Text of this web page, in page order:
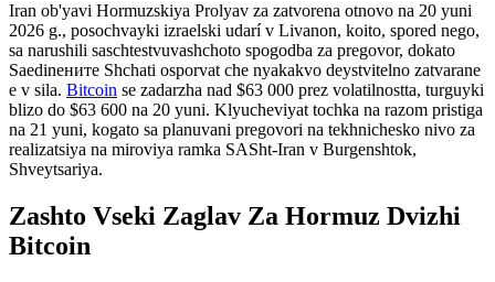
Iran ob'yavi Hormuzskiya Prolyav za zatvorena otnovo na 20 yuni
2026 g., posochvayki izraelski udarí v Livanon, koito, spored nego,
sa narushili saschtestvuvashchoto spogodba za pregovor, dokato
Saedinените Shchati osporvat che nyakakvo deystvitelno zatvarane
e v sila. Bitcoin se zadarzha nad $63 000 prez volatilnostta, turguyki
blizo do $63 600 na 20 yuni. Klyucheviyat tochka na razom pristiga
na 21 yuni, kogato sa planuvani pregovori na tekhnicheskо nivo za
realizatsiya na miroviуa ramka SASht-Iran v Burgenshtok,
Shveytsariya.
Zashto Vsеki Zaglav Za Hormuz Dvizhi
Bitcoin